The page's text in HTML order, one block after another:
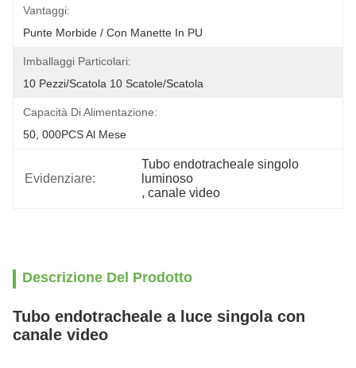
Vantaggi:
Punte Morbide / Con Manette In PU
Imballaggi Particolari:
10 Pezzi/scatola 10 Scatole/scatola
Capacità Di Alimentazione:
50, 000PCS Al Mese
Evidenziare:
Tubo endotracheale singolo
luminoso
, canale video
Descrizione Del Prodotto
Tubo endotracheale a luce singola con
canale video